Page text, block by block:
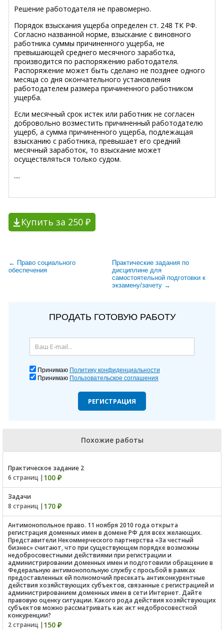
Решение работодателя не правомерно.
Порядок взыскания ущерба определен ст. 248 ТК РФ.
Согласно названной норме, взыскание с виновного
работника суммы причиненного ущерба, не
превышающей среднего месячного заработка,
производится по распоряжению работодателя.
Распоряжение может быть сделано не позднее одного
месяца со дня окончательного установления
работодателем размера причиненного работником
ущерба.
Если месячный срок истек или работник не согласен
добровольно возместить причиненный работодателю
ущерб, а сумма причиненного ущерба, подлежащая
взысканию с работника, превышает его средний
месячный заработок, то взыскание может
осуществляться только судом.
....
Купить за 250 ₽
← Право социального
обеспечения
Практические задания по
дисциплине для
самостоятельной подготовки к
экзамену/зачету →
ПРОДАТЬ ГОТОВУЮ РАБОТУ
Принимаю Политику конфиденциальности
Принимаю Пользовательское соглашения
РЕГИСТРАЦИЯ
Похожие работы
Практическое задание 2
6 страниц | 100 ₽
Задачи
8 страниц | 170 ₽
Антимонопольное право. 11 ноября 2010 года открыта
регистрация доменных имен в домене РФ для всех желающих.
Представители Некоммерческого партнерства «За честный
бизнес» считают, что при существующем порядке возможны
недобросовестными действиями при регистрации и
администрировании доменных имен и подготовили обращение в
Федеральную антимонопольную службу с просьбой в рамках
предоставленных ей полномочий пресекать антиконкурентные
действия хозяйствующих субъектов, связанные с регистрацией и
администрированием доменных имен в сети Интернет. Дайте
правовую оценку ситуации. Какого рода действия хозяйствующих
субъектов можно рассматривать как акт недобросовестной
конкуренции?
2 страниц | 150 ₽